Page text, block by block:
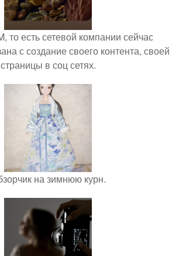
то есть сетевой компании сейчас
с создание своего контента, своей
страницы в соц сетях.
на зимнюю курн.